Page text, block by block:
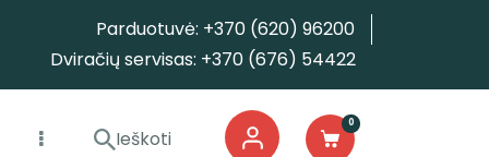
Parduotuvė: +370 (620) 96200
Dviračių servisas: +370 (676) 54422
0